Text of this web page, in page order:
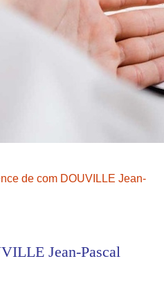
de com DOUVILLE Jean-
Jean-Pascal